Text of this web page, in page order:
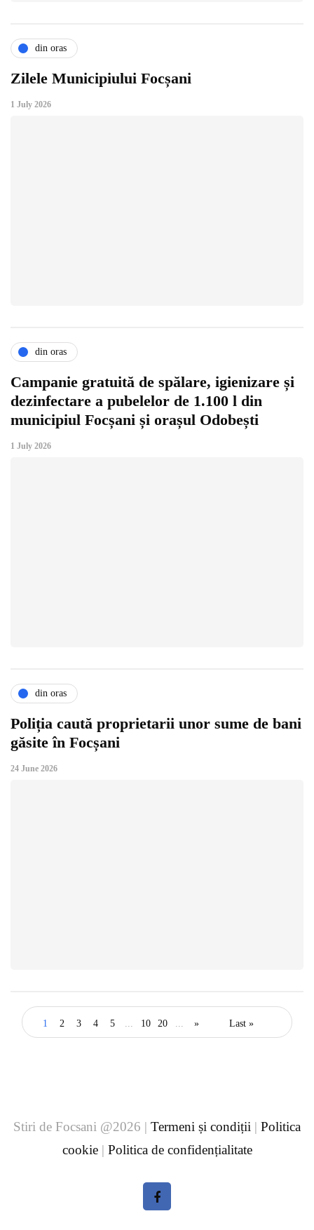
din oras
Zilele Municipiului Focșani
1 July 2026
din oras
Campanie gratuită de spălare, igienizare și
dezinfectare a pubelelor de 1.100 l din
municipiul Focșani și orașul Odobești
1 July 2026
din oras
Poliția caută proprietarii unor sume de bani
găsite în Focșani
24 June 2026
1 2 3 4 5 10 20 » Last »
Stiri de Focsani @2026 | Termeni și condiții | Politica
cookie| Politica de confidențialitate